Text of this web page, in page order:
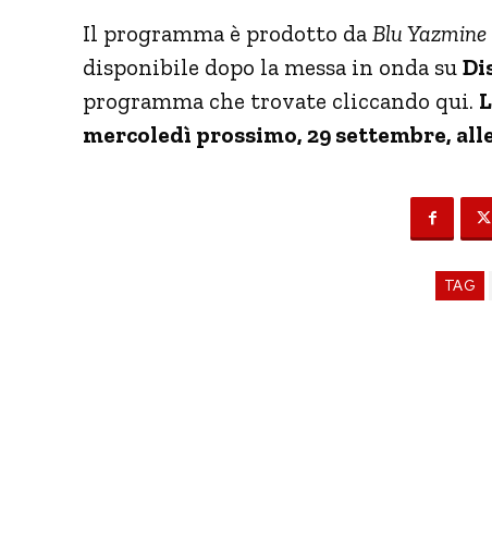
Il programma è prodotto da Blu Yazmine
disponibile dopo la messa in onda su
programma che trovate cliccando qui.
mercoledì prossimo, 29 settembre,
TAG